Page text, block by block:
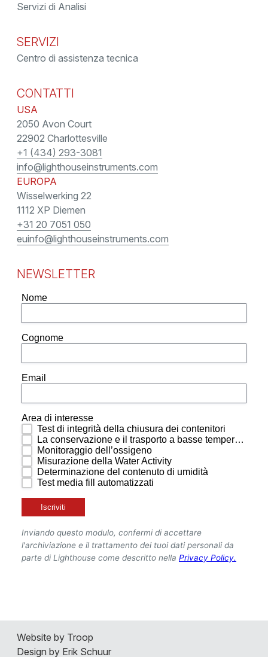
La nostra Azienda
Contatti
Servizi di Analisi
SERVIZI
Centro di assistenza tecnica
CONTATTI
USA
2050 Avon Court
22902 Charlottesville
+1 (434) 293-3081
info@lighthouseinstruments.com
EUROPA
Wisselwerking 22
1112 XP Diemen
+31 20 7051 050
euinfo@lighthouseinstruments.com
NEWSLETTER
Website by Troop
Design by Erik Schuur